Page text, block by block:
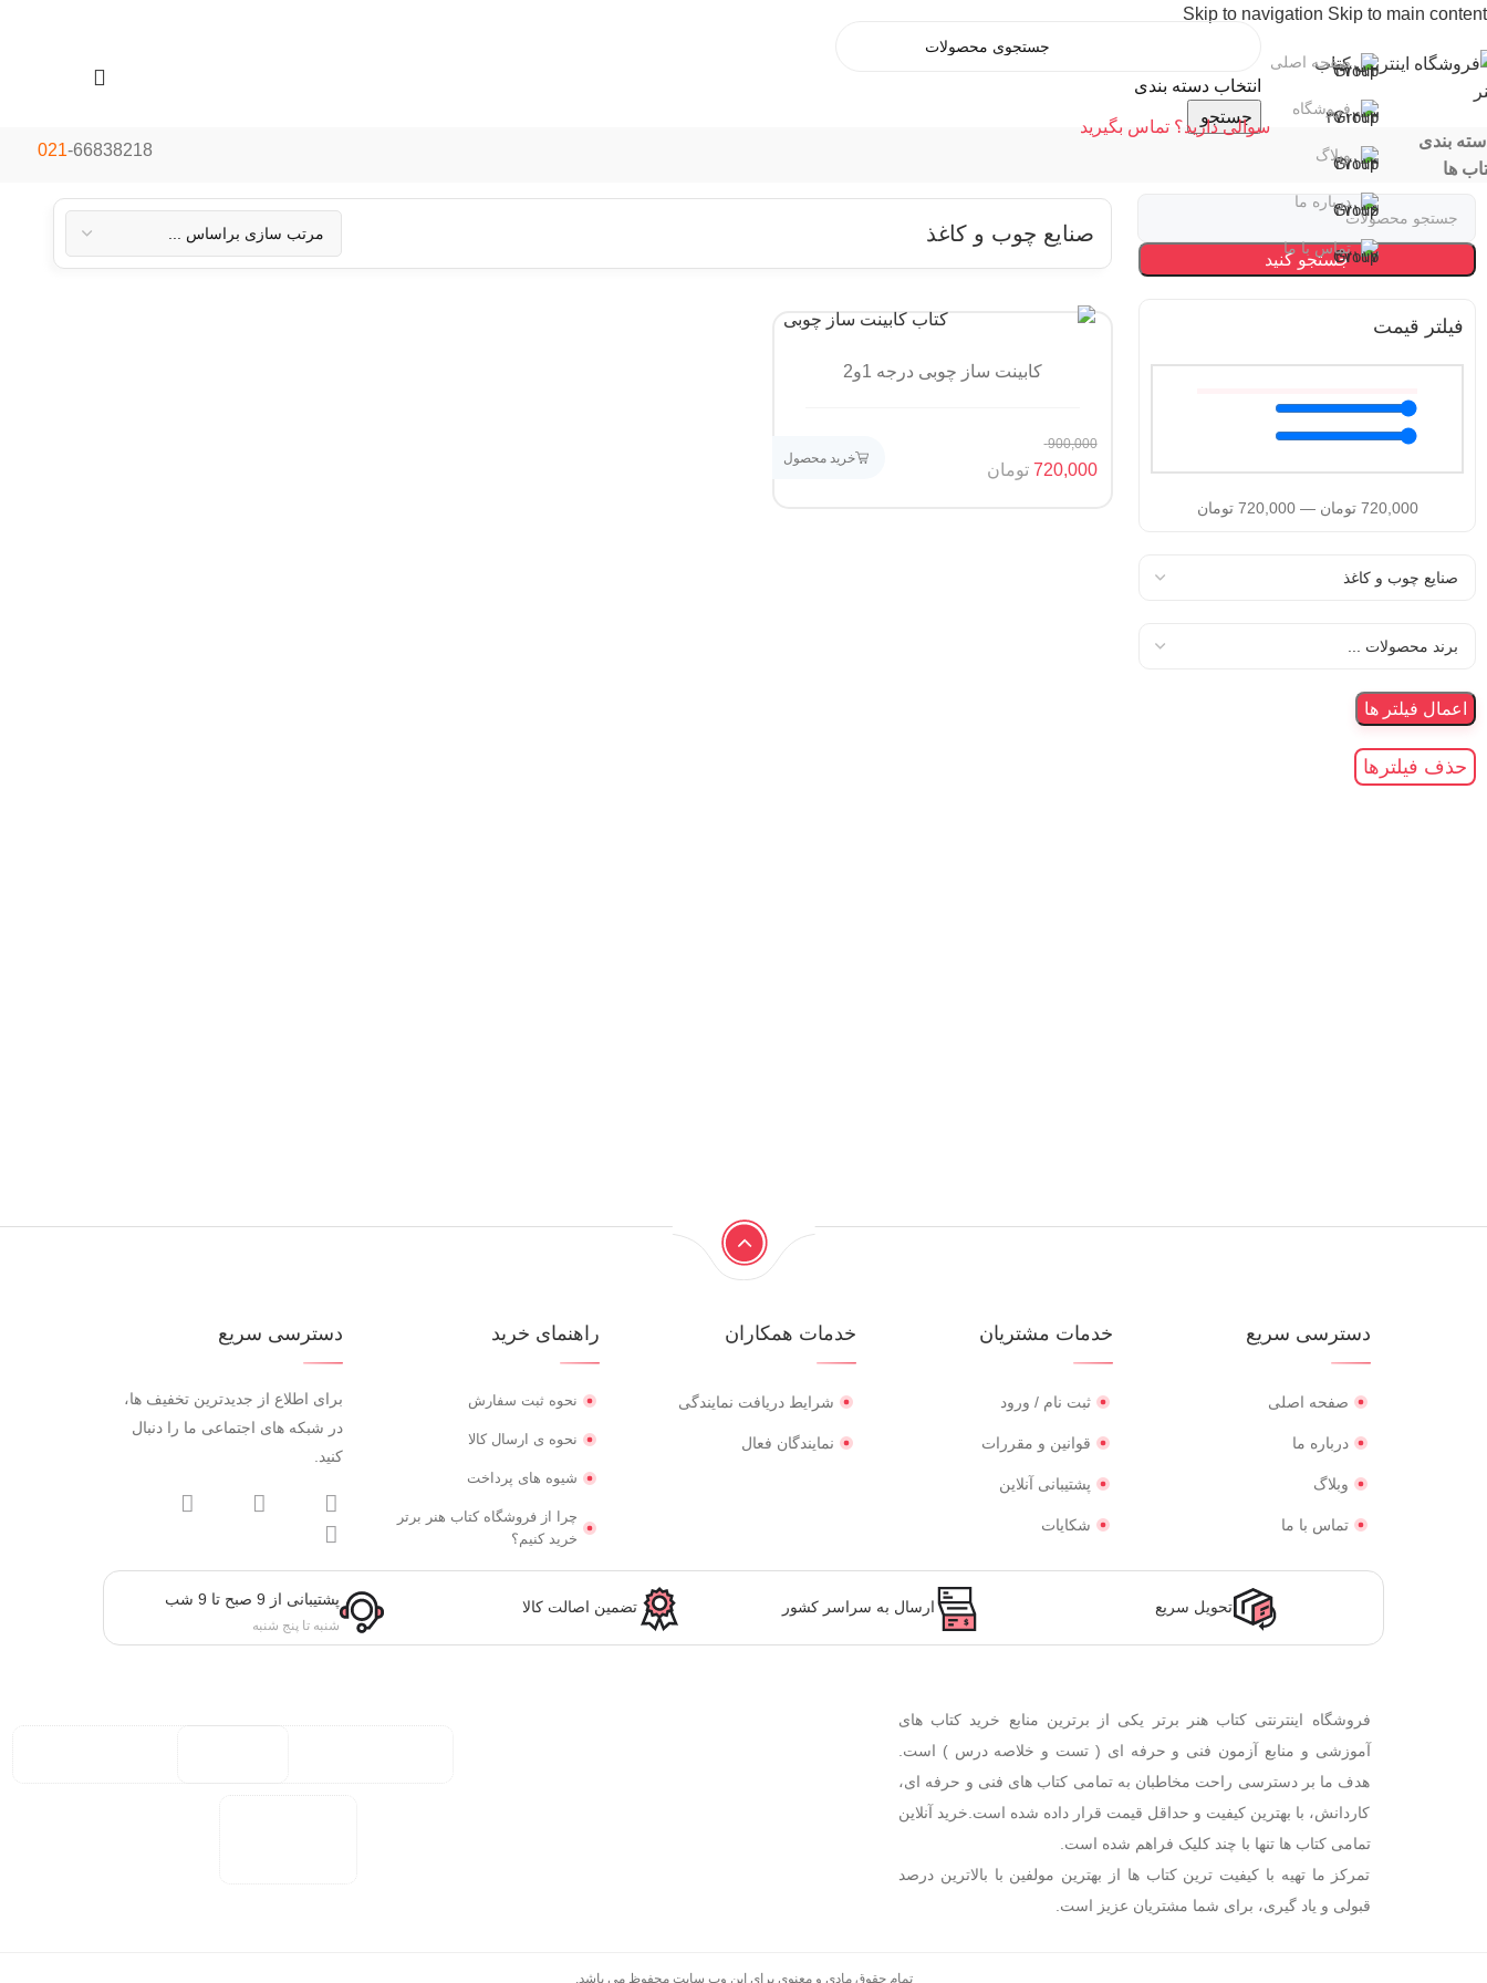
Skip to navigation Skip to main content
انتخاب دسته بندی
جستجو
بندی
ها
صفحه اصلی
فروشگاه
وبلاگ
درباره ما
تماس با ما
سوالی دارید؟ تماس بگیرید
021-66838218
جستجو کنید
فیلتر قیمت
720,000 تومان —
720,000 تومان
اعمال فیلتر ها
حذف فیلترها
صنایع چوب و کاغذ
کابینت ساز چوبی درجه 1و2
900,000
720,000 تومان
خرید محصول
دسترسی سریع
صفحه اصلی
درباره ما
وبلاگ
تماس با ما
خدمات مشتریان
ثبت نام / ورود
قوانین و مقررات
پشتیبانی آنلاین
شکایات
خدمات همکاران
شرایط دریافت نمایندگی
نمایندگان فعال
راهنمای خرید
نحوه ثبت سفارش
نحوه ی ارسال کالا
شیوه های پرداخت
چرا از فروشگاه کتاب هنر برتر
خرید کنیم؟
دسترسی سریع
برای اطلاع از جدیدترین تخفیف ها،
در شبکه های اجتماعی ما را دنبال
کنید.
تحویل سریع ارسال به سراسر کشور تضمین اصالت کالا پشتیبانی از 9 صبح تا 9 شب
شنبه تا پنج شنبه
فروشگاه اینترنتی کتاب هنر برتر یکی از برترین منابع خرید کتاب های
آموزشی و منابع آزمون فنی و حرفه ای ( تست و خلاصه درس ) است.
هدف ما بر دسترسی راحت مخاطبان به تمامی کتاب های فنی و حرفه ای،
کاردانش، با بهترین کیفیت و حداقل قیمت قرار داده شده است.خرید آنلاین
تمامی کتاب ها تنها با چند کلیک فراهم شده است.
تمرکز ما تهیه با کیفیت ترین کتاب ها از بهترین مولفین با بالاترین درصد
قبولی و یاد گیری، برای شما مشتریان عزیز است.
تمام حقوق مادی و معنوی برای این وب سایت محفوظ می باشد.